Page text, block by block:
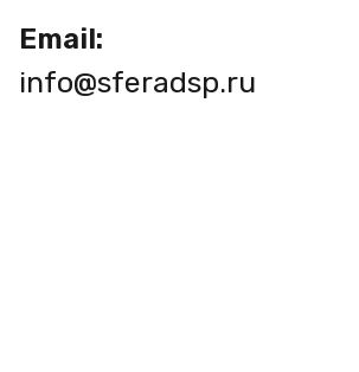
Email:
info@sferadsp.ru